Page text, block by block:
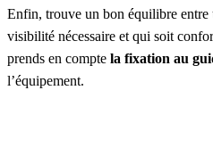
Enfin, trouve un bon équilibre entre
visibilité nécessaire et qui soit
prends en compte la fixation au
l’équipement.